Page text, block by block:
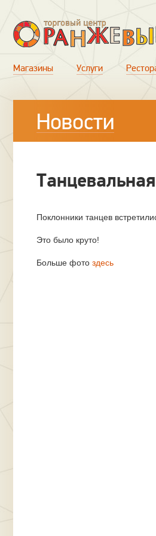
Магазины Услуги
Новости
Поклонники танцев
Это было круто!
Больше фото здесь